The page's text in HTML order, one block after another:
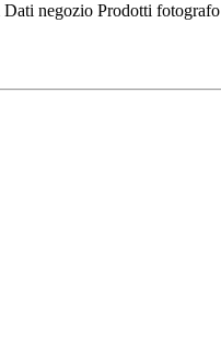
Dati negozio Prodotti fotografo